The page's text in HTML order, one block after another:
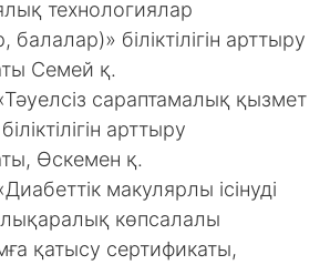
технологиялар
балалар)» біліктілігін арттыру
Семей қ.
сараптамалық қызмет
арттыру
Өскемен қ.
макулярлы ісінуді
көпсалалы
қатысу сертификаты,